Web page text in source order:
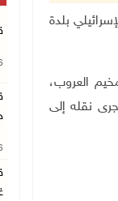
بلدة
العروب،
وقد جرى نقله إلى